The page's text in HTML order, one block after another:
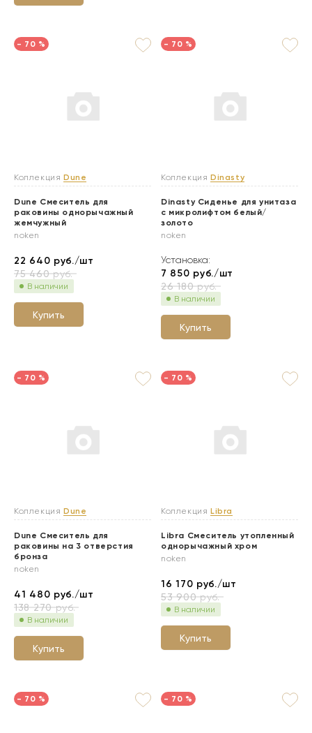
- 70 %
Коллекция Dune
Dune Смеситель для
раковины однорычажный
жемчужный
noken
22 640 руб./шт
75 460руб.
В наличии
Купить
- 70 %
Коллекция Dinasty
Dinasty Сиденье для унитаза
с микролифтом белый/
золото
noken
Установка:
7 850 руб./шт
26 180руб.
В наличии
Купить
- 70 %
Коллекция Dune
Dune Смеситель для
раковины на 3 отверстия
бронза
noken
41 480 руб./шт
138 270руб.
В наличии
Купить
- 70 %
Коллекция Libra
Libra Смеситель утопленный
однорычажный хром
noken
16 170 руб./шт
53 900руб.
В наличии
Купить
- 70 % - 70 %